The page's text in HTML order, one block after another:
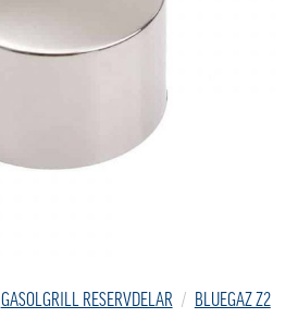
GASOLGRILL RESERVDELAR / BLUEGAZ Z2